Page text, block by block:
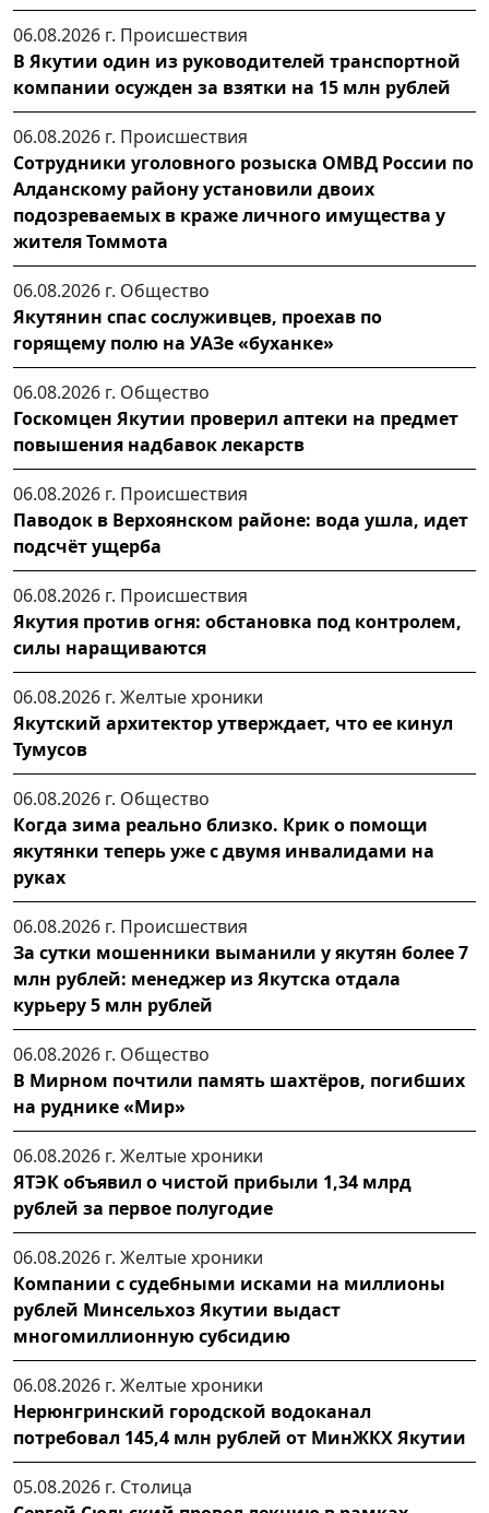
06.08.2026 г. Происшествия
В Якутии один из руководителей транспортной
компании осужден за взятки на 15 млн рублей
06.08.2026 г. Происшествия
Сотрудники уголовного розыска ОМВД России по
Алданскому району установили двоих
подозреваемых в краже личного имущества у
жителя Томмота
06.08.2026 г. Общество
Якутянин спас сослуживцев, проехав по
горящему полю на УАЗе «буханке»
06.08.2026 г. Общество
Госкомцен Якутии проверил аптеки на предмет
повышения надбавок лекарств
06.08.2026 г. Происшествия
Паводок в Верхоянском районе: вода ушла, идет
подсчёт ущерба
06.08.2026 г. Происшествия
Якутия против огня: обстановка под контролем,
силы наращиваются
06.08.2026 г. Желтые хроники
Якутский архитектор утверждает, что ее кинул
Тумусов
06.08.2026 г. Общество
Когда зима реально близко. Крик о помощи
якутянки теперь уже с двумя инвалидами на
руках
06.08.2026 г. Происшествия
За сутки мошенники выманили у якутян более 7
млн рублей: менеджер из Якутска отдала
курьеру 5 млн рублей
06.08.2026 г. Общество
В Мирном почтили память шахтёров, погибших
на руднике «Мир»
06.08.2026 г. Желтые хроники
ЯТЭК объявил о чистой прибыли 1,34 млрд
рублей за первое полугодие
06.08.2026 г. Желтые хроники
Компании с судебными исками на миллионы
рублей Минсельхоз Якутии выдаст
многомиллионную субсидию
06.08.2026 г. Желтые хроники
Нерюнгринский городской водоканал
потребовал 145,4 млн рублей от МинЖКХ Якутии
05.08.2026 г. Столица